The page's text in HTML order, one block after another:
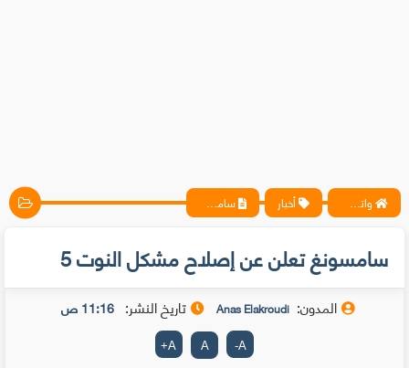
واتس آب ، فيسبوك ، أنترنت ، شروحات تقنية حصرية - المحترف أخبار سامسونغ تعلن عن إصلاح مشكل النوت 5
سامسونغ تعلن عن إصلاح مشكل النوت 5
المدون: Anas Elakroudi تاريخ النشر: 11:16 ص
A
-
A
A
+